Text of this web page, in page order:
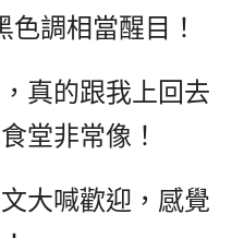
調相當醒目！
真的跟我上回去
堂非常像！
大喊歡迎，感覺